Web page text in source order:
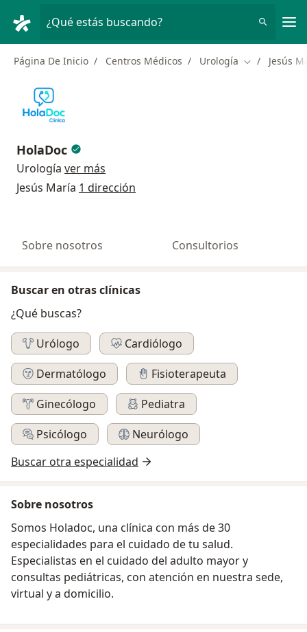
¿Qué estás buscando?
Página De Inicio Centros Médicos Urología Cambiar de
Jesús
HolaDoc
Urología ver más
Jesús María 1 dirección
Sobre nosotros Consultorios
Buscar en otras clínicas
¿Qué buscas?
Urólogo
Cardiólogo
Dermatólogo
Fisioterapeuta
Ginecólogo
Pediatra
Psicólogo
Neurólogo
Buscar otra especialidad
Sobre nosotros
Somos Holadoc, una clínica con más de 30
especialidades para el cuidado de tu salud.
Especialistas en el cuidado del adulto mayor y
consultas pediátricas, con atención en nuestra sede,
virtual y a domicilio.